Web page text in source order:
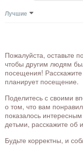
Лучшие
Пожалуйста, оставьте
чтобы другим людям
посещения! Расскажите
планирует посещение.
Поделитесь с своими
о том, что вам
показалось
детьми, расскажите об
Будьте корректны, и